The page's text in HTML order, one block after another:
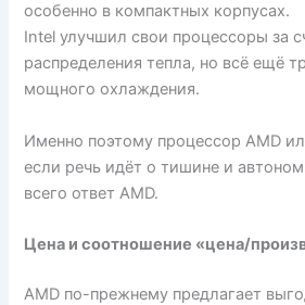
особенно в компактных корпусах.
Intel улучшил свои процессоры за
распределения тепла, но всё ещё
мощного охлаждения.
Именно поэтому процессор AMD
если речь идёт о тишине и
всего ответ AMD.
Цена и соотношение «цена/
AMD по-прежнему предлагает